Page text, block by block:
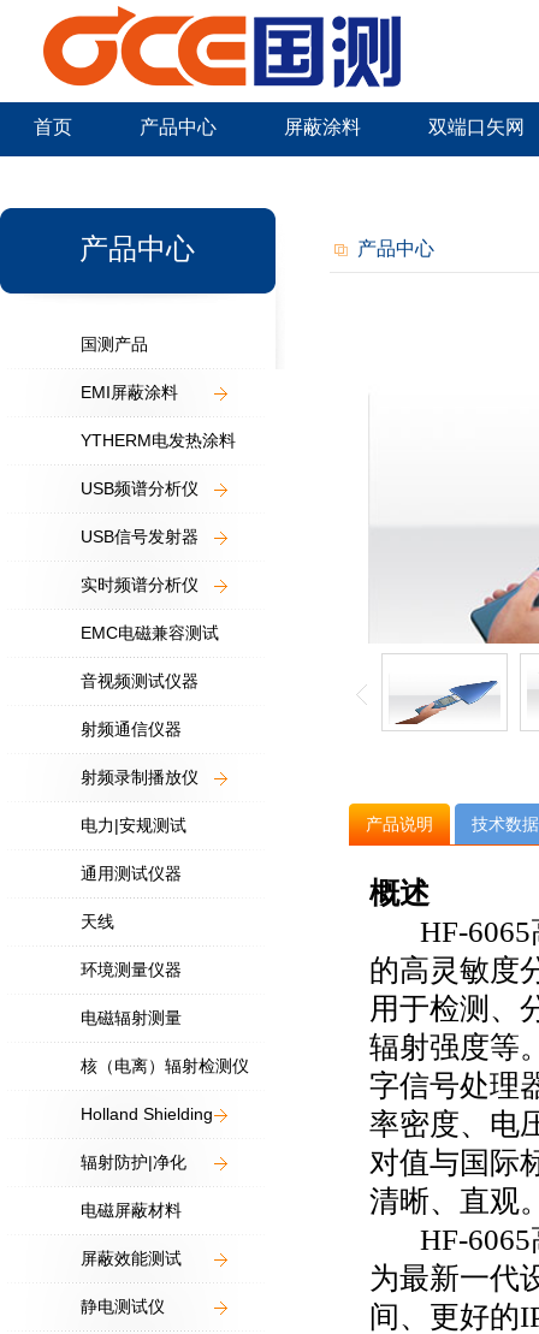
首页 产品中心 屏蔽涂料 双端口矢网
产品中心
国测产品
EMI屏蔽涂料
YTHERM电发热涂料
USB频谱分析仪
USB信号发射器
实时频谱分析仪
EMC电磁兼容测试
音视频测试仪器
射频通信仪器
射频录制播放仪
电力|安规测试
通用测试仪器
天线
环境测量仪器
电磁辐射测量
核（电离）辐射检测仪
Holland Shielding
辐射防护|净化
电磁屏蔽材料
屏蔽效能测试
静电测试仪
产品中心
产品说明 技术数据
概述
HF-6065
的高灵敏度
用于检测、
辐射强度等
字信号处理
率密度、电
对值与国际
清晰、直观
HF-6065
为最新一代
间、更好的